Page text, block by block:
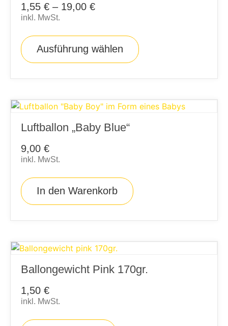
1,55 € – 19,00 €
inkl. MwSt.
Ausführung wählen
Luftballon „Baby Blue“
9,00 €
inkl. MwSt.
In den Warenkorb
Ballongewicht Pink 170gr.
1,50 €
inkl. MwSt.